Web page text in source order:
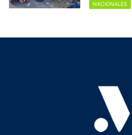
NACIONALES